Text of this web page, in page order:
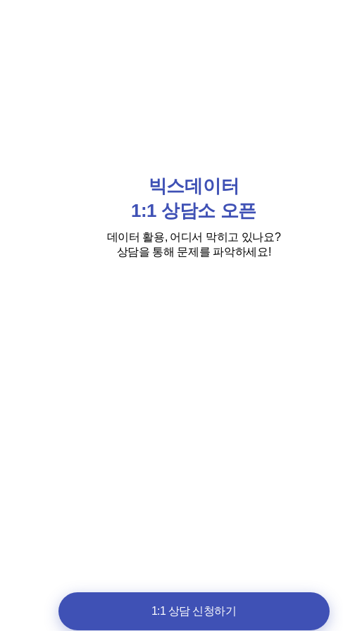
빅스데이터
1:1 상담소 오픈
데이터 활용, 어디서 막히고 있나요?
상담을 통해 문제를 파악하세요!
1:1 상담 신청하기